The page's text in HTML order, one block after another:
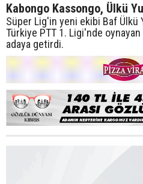
Kabongo Kassongo, Ülkü
Süper Lig'in yeni ekibi Baf Ülkü
Türkiye PTT 1. Ligi'nde oynayan
adaya getirdi.